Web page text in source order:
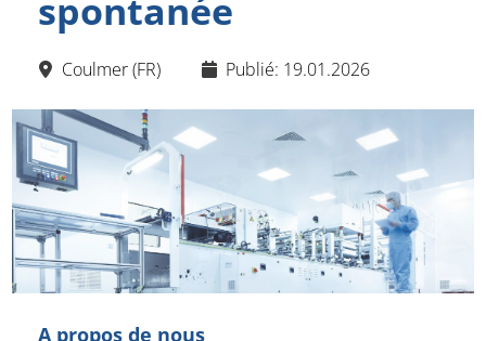
spontanée
Coulmer (FR) Publié: 19.01.2026
A propos de nous